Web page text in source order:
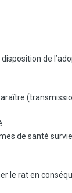
de
de santé
le rat en